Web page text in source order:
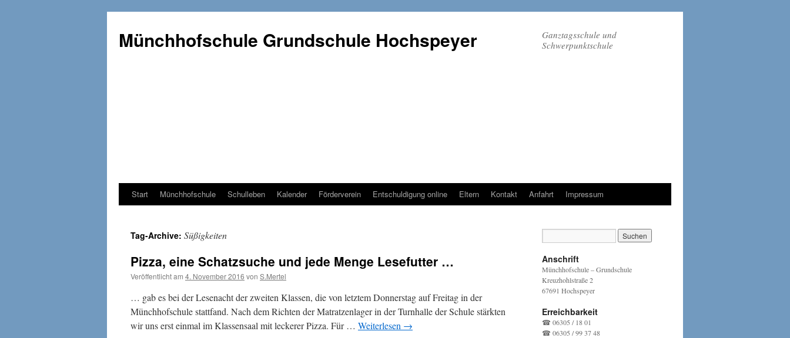
Münchhofschule Grundschule Hochspeyer
Ganztagsschule und
Schwerpunktschule
Weiter
Content
Start Münchhofschule Schulleben Kalender Förderverein Entschuldigung online Eltern Kontakt Anfahrt Impressum
Tag-Archive: Süßigkeiten
Pizza, eine Schatzsuche und jede Menge Lesefutter …
Veröffentlicht am 4. November 2016 von S.Mertel
… gab es bei der Lesenacht der zweiten Klassen, die von letztem Donnerstag auf Freitag in der
Münchhofschule stattfand. Nach dem Richten der Matratzenlager in der Turnhalle der Schule stärkten
wir uns erst einmal im Klassensaal mit leckerer Pizza. Für … Weiterlesen →
Anschrift
Münchhofschule – Grundschule
Kreuzhohlstraße 2
67691 Hochspeyer
Erreichbarkeit
☎ 06305 / 18 01
☎ 06305 / 99 37 48